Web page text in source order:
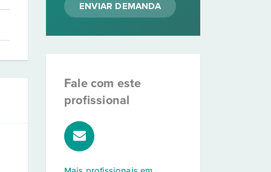
ENVIAR DEMANDA
Fale com este
profissional